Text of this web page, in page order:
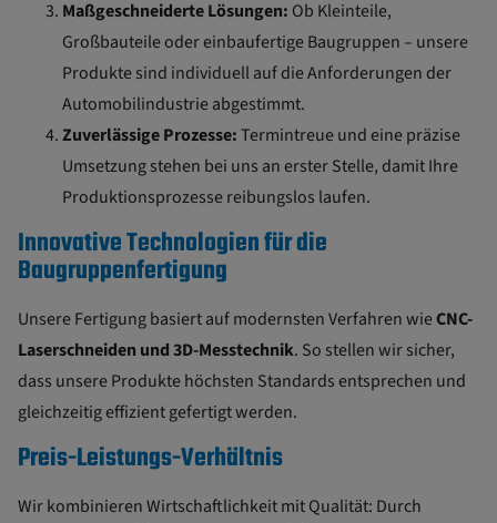
Maßgeschneiderte Lösungen: Ob Kleinteile,
Großbauteile oder einbaufertige Baugruppen – unsere
Produkte sind individuell auf die Anforderungen der
Automobilindustrie abgestimmt.
Zuverlässige Prozesse:Termintreue und eine präzise
Umsetzung stehen bei uns an erster Stelle, damit Ihre
Produktionsprozesse reibungslos laufen.
Innovative Technologien für die
Baugruppenfertigung
Unsere Fertigung basiert auf modernsten Verfahren wieCNC-
Laserschneiden und3D-Messtechnik. So stellen wir sicher,
dass unsere Produkte höchsten Standards entsprechen und
gleichzeitig effizient gefertigt werden.
Preis-Leistungs-Verhältnis
Wir kombinieren Wirtschaftlichkeit mit Qualität: Durch